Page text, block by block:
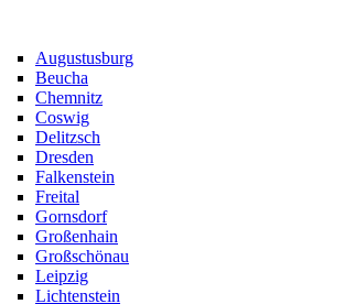
Augustusburg
Beucha
Chemnitz
Coswig
Delitzsch
Dresden
Falkenstein
Freital
Gornsdorf
Großenhain
Großschönau
Leipzig
Lichtenstein